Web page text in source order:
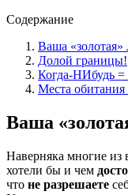
Содержание
Ваша «золотая»
Долой границы!
Когда-НИбудь
Места обитания
Ваша
Наверняка многие из
хотели бы и чем
что не разрешаете